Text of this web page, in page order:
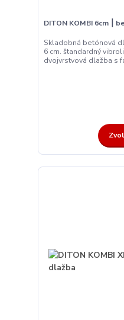
DITON KOMBI 6cm ⎮
Skladobná betónová
6 cm. štandardný
dvojvrstvová dlažba s